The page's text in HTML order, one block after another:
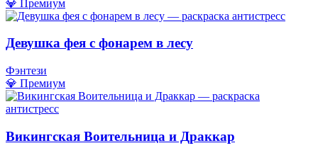
💎 Премиум
Девушка фея с фонарем в лесу
Фэнтези
💎 Премиум
Викингская Воительница и Драккар